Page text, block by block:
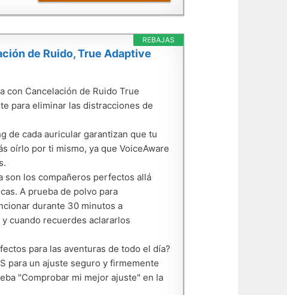
REBAJAS
de Ruido, True Adaptive
con Cancelación de Ruido True
para eliminar las distracciones de
de cada auricular garantizan que tu
oírlo por ti mismo, ya que VoiceAware
son los compañeros perfectos allá
A prueba de polvo para
durante 30 minutos a
cuando recuerdes aclararlos
para las aventuras de todo el día?
para un ajuste seguro y firmemente
"Comprobar mi mejor ajuste" en la